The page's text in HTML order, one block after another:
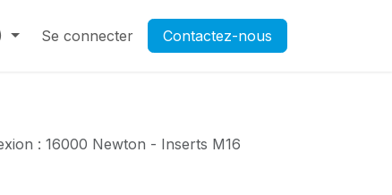
nous Rendez-vous Ouverture d'un compte
Se connecter Contactez-nous
: 16000 Newton - Inserts M16